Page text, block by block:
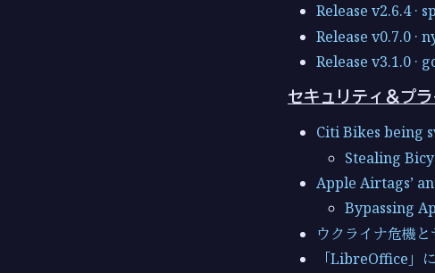
Release v2.6.4 ·
Release v0.7.0 ·
Release v3.1.0 ·
セキュリティ＆プ
Citi Bikes being
Stealing
Apple Airtags’
Bypassing
ウクライナ危機
「LibreOffice」